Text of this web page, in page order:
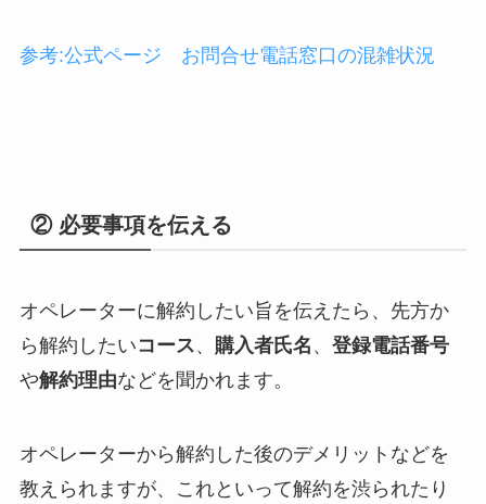
参考:公式ページ お問合せ電話窓口の混雑状況
② 必要事項を伝える
オペレーターに解約したい旨を伝えたら、先方か
ら解約したいコース、 購入者氏名 、 登録電話番号
や解約理由などを聞かれます。
オペレーターから解約した後のデメリットなどを
教えられますが、これといって解約を渋られたり